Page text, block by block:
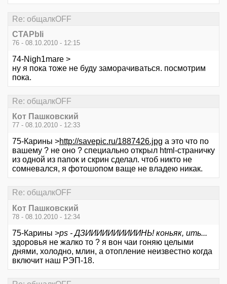
Re: общалкOFF
CTAPbIi
76 - 08.10.2010 - 12:15
74-Nigh1mare >
ну я пока тоже не буду заморачиваться. посмотрим
пока.
Re: общалкOFF
Кот Пашковский
77 - 08.10.2010 - 12:33
75-Карины >http://savepic.ru/1887426.jpg а это что по
вашему ? не оно ? специально открыл html-страничку
из одной из папок и скрин сделал. чтоб никто не
сомневался, я фотошопом ваще не владею никак.
Re: общалкOFF
Кот Пашковский
78 - 08.10.2010 - 12:34
75-Карины >ps - ДЗИИИИИИИИИИНЬ! коньяк, ить...
здоровья не жалко то ? я вон чаи гоняю целыми
днями, холодно, млин, а отопление неизвестно когда
включит наш РЭП-18.